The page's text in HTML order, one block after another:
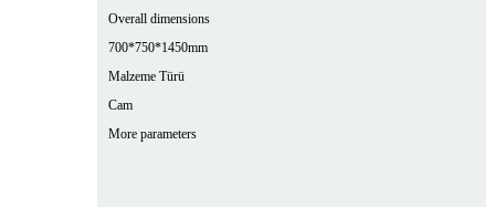
Overall dimensions
700*750*1450mm
Malzeme Türü
Cam
More parameters